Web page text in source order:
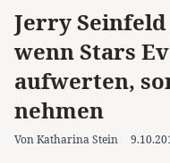
Jerry
wenn Stars
aufwerten,
nehmen
Von Katharina Stein